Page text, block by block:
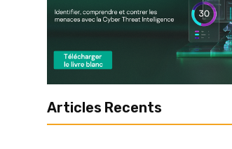
Articles Recents